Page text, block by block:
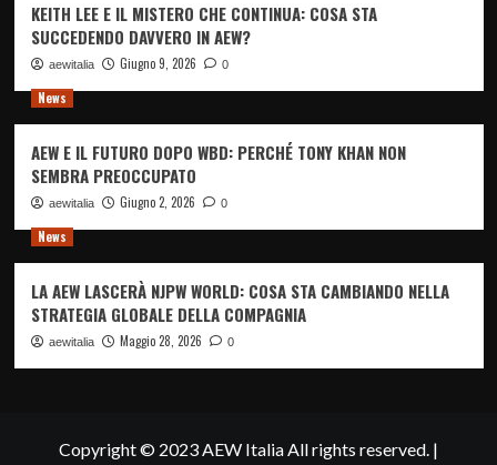
KEITH LEE E IL MISTERO CHE CONTINUA: COSA STA
SUCCEDENDO DAVVERO IN AEW?
aewitalia Giugno 9, 2026 0
News
AEW E IL FUTURO DOPO WBD: PERCHÉ TONY KHAN NON
SEMBRA PREOCCUPATO
aewitalia Giugno 2, 2026 0
News
LA AEW LASCERÀ NJPW WORLD: COSA STA CAMBIANDO NELLA
STRATEGIA GLOBALE DELLA COMPAGNIA
aewitalia Maggio 28, 2026 0
Copyright © 2023 AEW Italia All rights reserved. |